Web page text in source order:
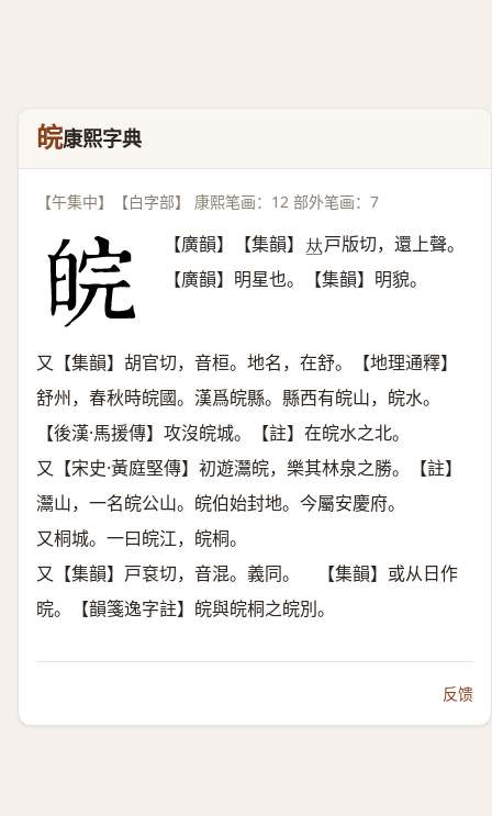
皖康熙字典
【午集中】【白字部】 康熙笔画：12 部外笔画：7
【廣韻】【集韻】 𠀤戸版切，還上聲。
【廣韻】明星也。【集韻】明貌。
又【集韻】胡官切，音桓。地名，在舒。【地理通釋】
舒州，春秋時皖國。漢爲皖縣。縣西有皖山，皖水。
【後漢·馬援傳】攻沒皖城。【註】在皖水之北。
又【宋史·黃庭堅傳】初遊灊皖，樂其林泉之勝。【註】
灊山，一名皖公山。皖伯始封地。今屬安慶府。
又桐城。一曰皖江，皖桐。
又【集韻】戸袞切，音混。義同。 【集韻】或从日作
晥。【韻箋逸字註】皖與皖桐之皖別。
反馈